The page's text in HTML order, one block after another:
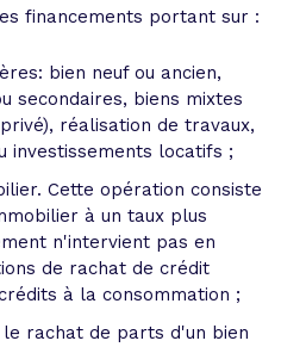
financements portant sur :
bien neuf ou ancien,
secondaires, biens mixtes
réalisation de travaux,
investissements locatifs ;
Cette opération consiste
à un taux plus
n'intervient pas en
de rachat de crédit
à la consommation ;
rachat de parts d'un bien